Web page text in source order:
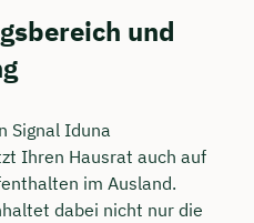
und
Signal Iduna
Ihren Hausrat auch auf
im Ausland.
dabei nicht nur die